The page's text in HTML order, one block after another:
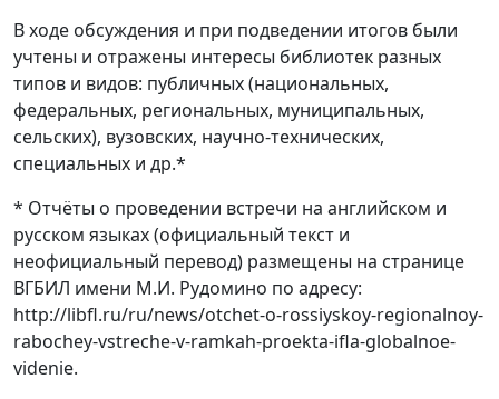
В ходе обсуждения и при подведении итогов были
учтены и отражены интересы библиотек разных
типов и видов: публичных (национальных,
федеральных, региональных, муниципальных,
сельских), вузовских, научно-технических,
специальных и др.*
* Отчёты о проведении встречи на английском и
русском языках (официальный текст и
неофициальный перевод) размещены на странице
ВГБИЛ имени М.И. Рудомино по адресу:
http://libfl.ru/ru/news/otchet-o-rossiyskoy-regionalnoy-
rabochey-vstreche-v-ramkah-proekta-ifla-globalnoe-
videnie.